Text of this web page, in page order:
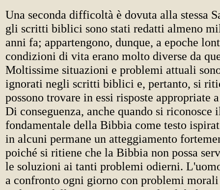
Una seconda difficoltà è dovuta alla stessa
gli scritti biblici sono stati redatti almeno
anni fa; appartengono, dunque, a epoche
condizioni di vita erano molto diverse da
Moltissime situazioni e problemi attuali
ignorati negli scritti biblici e, pertanto, si
possono trovare in essi risposte appropriate
Di conseguenza, anche quando si riconosce
fondamentale della Bibbia come testo
in alcuni permane un atteggiamento
poiché si ritiene che la Bibbia non possa
le soluzioni ai tanti problemi odierni.
a confronto ogni giorno con problemi